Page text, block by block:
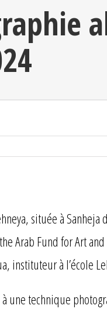
située à
Arab Fund for Art
instituteur à l’école
une technique